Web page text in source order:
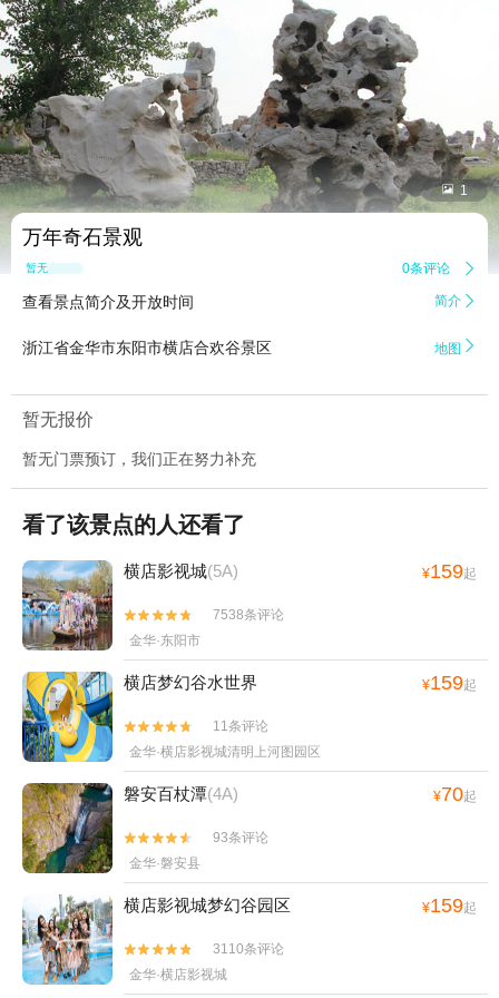
 1
万年奇石景观
暂无点评 0条评论 
查看景点简介及开放时间 简介 
浙江省金华市东阳市横店合欢谷景区 地图 
暂无报价
暂无门票预订，我们正在努力补充
看了该景点的人还看了
横店影视城(5A) ¥159起


7538条评论
金华·东阳市
横店梦幻谷水世界 ¥159起


11条评论
金华·横店影视城清明上河图园区
磐安百杖潭(4A) ¥70起


93条评论
金华·磐安县
横店影视城梦幻谷园区 ¥159起


3110条评论
金华·横店影视城
